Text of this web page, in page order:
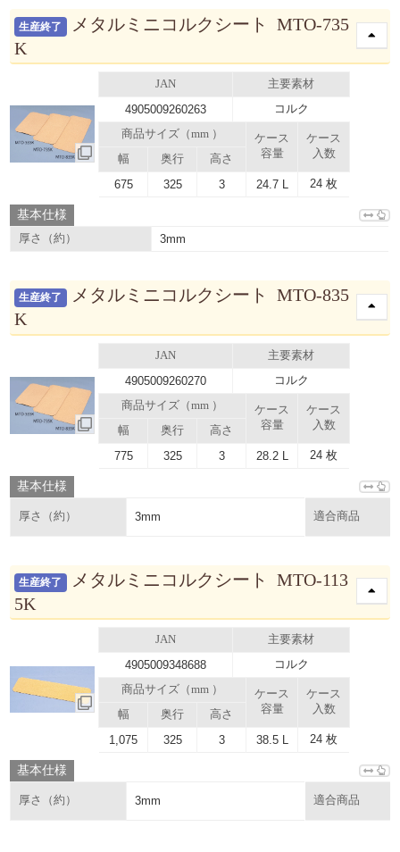
生産終了
メタルミニコルクシート MTO-735
K
JAN 主要素材
4905009260263 コルク
商品サイズ（mm ）
ケース
容量
ケース
入数
幅 奥行 高さ
675 325 3 24.7 L 24 枚
基本仕様
厚さ（約） 3mm
生産終了
メタルミニコルクシート MTO-835
K
JAN 主要素材
4905009260270 コルク
商品サイズ（mm ）
ケース
容量
ケース
入数
幅 奥行 高さ
775 325 3 28.2 L 24 枚
基本仕様
厚さ（約） 3mm 適合商品
生産終了
メタルミニコルクシート MTO-113
5K
JAN 主要素材
4905009348688 コルク
商品サイズ（mm ）
ケース
容量
ケース
入数
幅 奥行 高さ
1,075 325 3 38.5 L 24 枚
基本仕様
厚さ（約） 3mm 適合商品